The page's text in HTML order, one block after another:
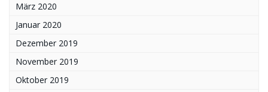
März 2020
Januar 2020
Dezember 2019
November 2019
Oktober 2019